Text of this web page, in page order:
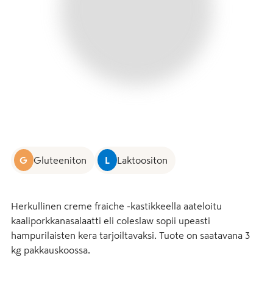
G Gluteeniton L Laktoositon
Herkullinen creme fraiche -kastikkeella aateloitu
kaaliporkkanasalaatti eli coleslaw sopii upeasti
hampurilaisten kera tarjoiltavaksi. Tuote on saatavana 3
kg pakkauskoossa.